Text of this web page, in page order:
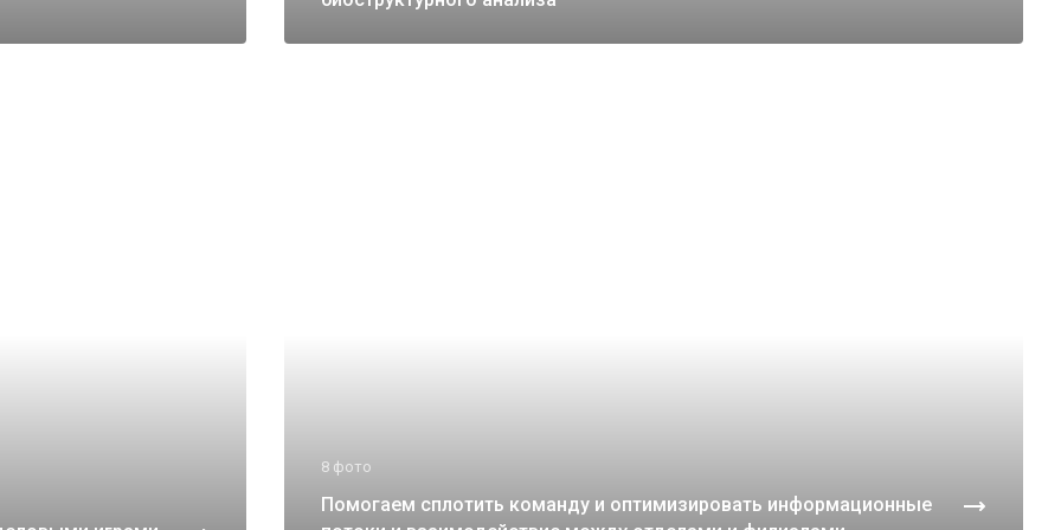
8 фото
Помогаем сплотить команду и оптимизировать информационные